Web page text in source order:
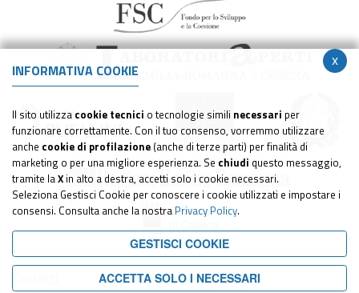
x
INFORMATIVA COOKIE
Il sito utilizza cookie tecnici o tecnologie simili necessari per
funzionare correttamente. Con il tuo consenso, vorremmo utilizzare
anche cookie di profilazione (anche di terze parti) per finalità di
marketing o per una migliore esperienza. Se chiudi questo messaggio,
tramite laX in alto a destra, accetti solo i cookie necessari.
Seleziona Gestisci Cookie per conoscere i cookie utilizzati e impostare i
consensi. Consulta anche la nostra Privacy Policy.
GESTISCI COOKIE
ACCETTA SOLO I NECESSARI